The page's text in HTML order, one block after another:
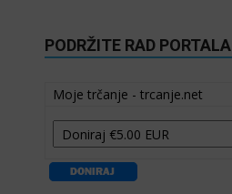
PODRŽITE RAD PORTALA
Moje trčanje - trcanje.net